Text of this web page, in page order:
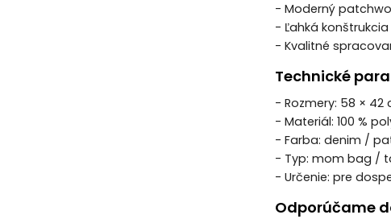
- Moderný
- Ľahká
- Kvalitné
Technické
- Rozmery: 58 × 42
- Materiál: 100 %
- Farba: denim /
- Typ: mom bag /
- Určenie: pre
Odporúčame